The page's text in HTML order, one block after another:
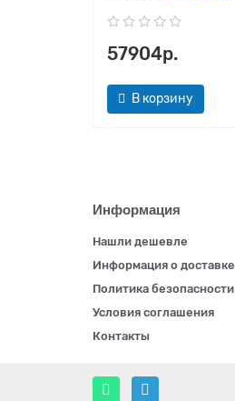
57904р.
В корзину
Информация
Нашли дешевле
Информация о доставке
Политика безопасности
Условия соглашения
Контакты